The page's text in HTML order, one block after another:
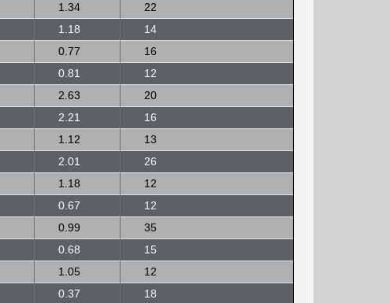
1.34
22
1.18
14
0.77
16
0.81
12
2.63
20
2.21
16
1.12
13
2.01
26
1.18
12
0.67
12
0.99
35
0.68
15
1.05
12
0.37
18